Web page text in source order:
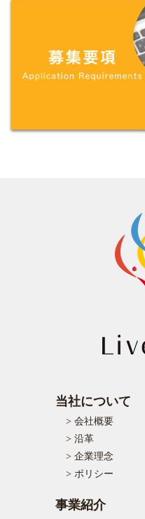
当社について
> 会社概要
> 沿革
> 企業理念
> ポリシー
事業紹介